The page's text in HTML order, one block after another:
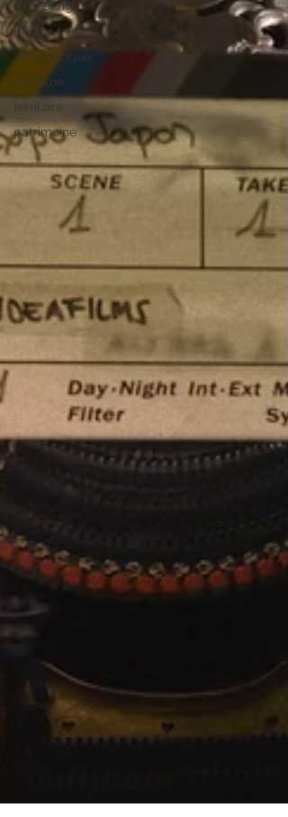
marketing
Photo
aeronautique
industrie
territoire
patrimoine